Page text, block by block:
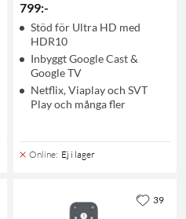
799:-
Stöd för Ultra HD med
HDR10
Inbyggt Google Cast &
Google TV
Netflix, Viaplay och SVT
Play och många fler
Online: Ej i lager
39